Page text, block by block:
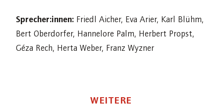
Sprecher:innen: Friedl Aicher, Eva Arier, Karl Blühm,
Bert Oberdorfer, Hannelore Palm, Herbert Propst,
Géza Rech, Herta Weber, Franz Wyzner
WEITERE